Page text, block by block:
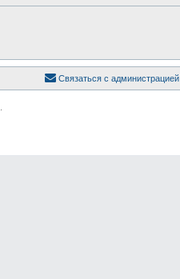
Связаться с администрацией